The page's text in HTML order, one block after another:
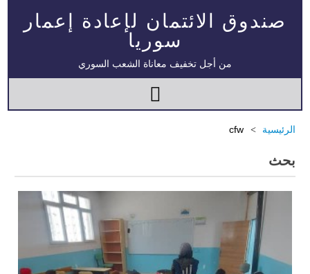
صندوق الائتمان لإعادة إعمار
سوريا
من أجل تخفيف معاناة الشعب السوري
الرئيسية cfw
بحث